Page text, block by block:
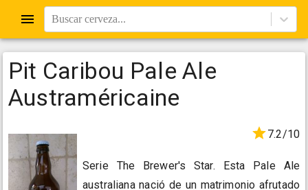
Buscar cerveza...
Pit Caribou Pale Ale
Austraméricaine
7.2/10
Serie The Brewer's Star. Esta Pale Ale
australiana nació de un matrimonio afrutado